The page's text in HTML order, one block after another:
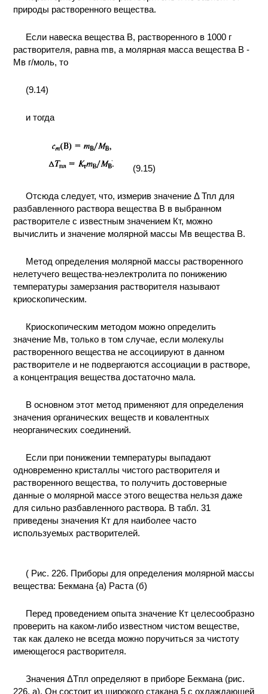
природы растворенного вещества.
Если навеска вещества В, растворенного в 1000 г
растворителя, равна mв, а молярная масса вещества В -
Mв г/моль, то
(9.14)
и тогда
(9.15)
Отсюда следует, что, измерив значение Δ Тпл для
разбавленного раствора вещества В в выбранном
растворителе с известным значением Кт, можно
вычислить и значение молярной массы Mв вещества В.
Метод определения молярной массы растворенного
нелетучего вещества-неэлектролита по понижению
температуры замерзания растворителя называют
криоскопическим.
Криоскопическим методом можно определить
значение Mв, только в том случае, если молекулы
растворенного вещества не ассоциируют в данном
растворителе и не подвергаются ассоциации в растворе,
а концентрация вещества достаточно мала.
В основном этот метод применяют для определения
значения органических веществ и ковалентных
неорганических соединений.
Если при понижении температуры выпадают
одновременно кристаллы чистого растворителя и
растворенного вещества, то получить достоверные
данные о молярной массе этого вещества нельзя даже
для сильно разбавленного раствора. В табл. 31
приведены значения Кт для наиболее часто
используемых растворителей.
( Рис. 226. Приборы для определения молярной массы
вещества: Бекмана {а) Раста (б)
Перед проведением опыта значение Кт целесообразно
проверить на каком-либо известном чистом веществе,
так как далеко не всегда можно поручиться за чистоту
имеющегося растворителя.
Значения ΔTпл определяют в приборе Бекмана (рис.
226, а). Он состоит из широкого стакана 5 с охлаждающей